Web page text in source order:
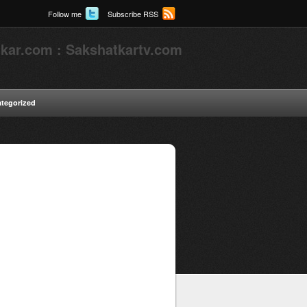
Follow me Subscribe RSS
: Sakshatkartv.com